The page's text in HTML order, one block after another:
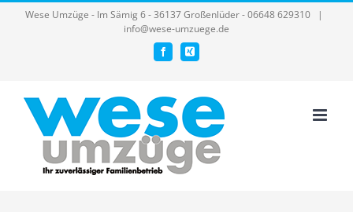
Wese Umzüge - Im Sämig 6 - 36137 Großenlüder - 06648 629310
|
info@wese-umzuege.de
FacebookXing